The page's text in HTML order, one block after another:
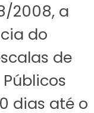
2008, a
do
de
dias até o